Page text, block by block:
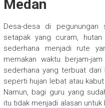
Medan
Desa-desa di pegunungan
setapak yang curam,
sederhana menjadi rute
memakan waktu berjam-
sederhana yang terbuat
seperti hujan lebat atau
Namun, bagi guru yang
itu tidak menjadi alasan